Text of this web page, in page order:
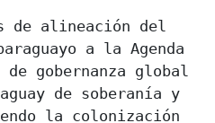
de alineación del
a la Agenda
de gobernanza global
de soberanía y
la colonización